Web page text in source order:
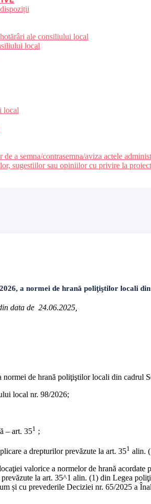
ale consiliului local
local
local
a semna/contrasemna/aviza actele
sugestiilor sau opiniilor cu privire la
a normei de hrană poliţiştilor locali
data de 24.06.2025,
de hrană poliţiştilor locali din cadrul
local nr. 98/2026;
– art. 351 ;
a drepturilor prevăzute la art. 351 alin.
valorice a normelor de hrană
la art. 35^1 alin. (1) din Legea
și cu prevederile Deciziei nr. 65/2025 a